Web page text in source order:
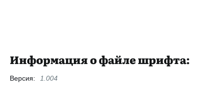
Информация о файле шрифта:
Версия:
1.004